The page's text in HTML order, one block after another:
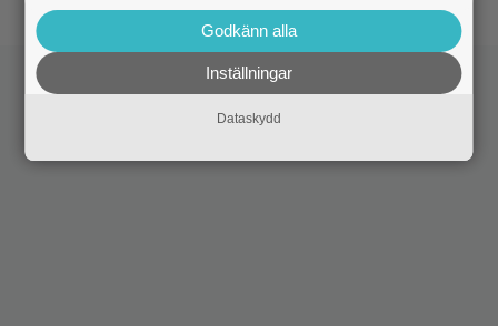
Godkänn alla
Inställningar
Dataskydd